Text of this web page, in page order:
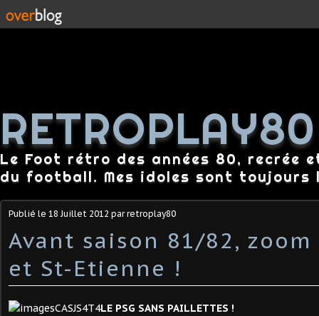
RETROPLAY80
Le Foot rétro des années 80, recrée
du football. Mes idoles sont toujours
Publié le 18 Juillet 2012 par retroplay80
Avant saison 81/82,
et St-Etienne !
LE PSG SANS PAILLETTES !